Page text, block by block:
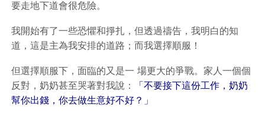
要走地下道會很危險。
我開始有了一些恐懼和掙扎，但透過禱告，我明白的知
道，這是主為我安排的道路；而我選擇順服！
但選擇順服下，面臨的又是一 場更大的爭戰。家人一個個
反對，奶奶甚至哭著對我說：
「不要接下這份工作，奶奶
幫你出錢，你去做生意好不好？」